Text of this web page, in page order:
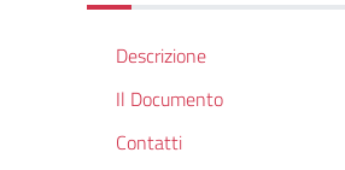
Descrizione
Il Documento
Contatti